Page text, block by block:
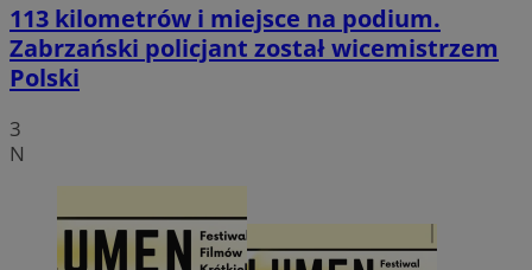
113 kilometrów i miejsce na podium.
Zabrzański policjant został wicemistrzem
Polski
3
N